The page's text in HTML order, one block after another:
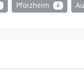
Pforzheim 6